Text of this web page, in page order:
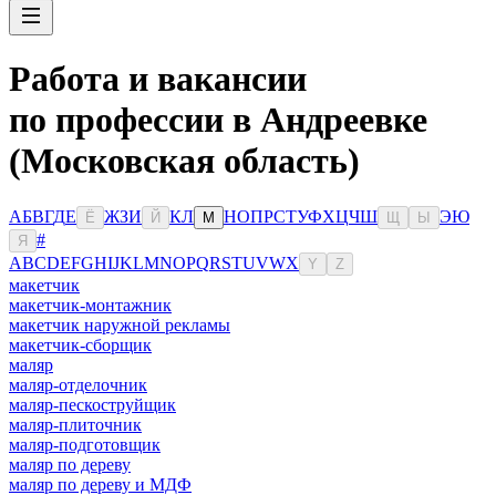
Работа и вакансии
по профессии в Андреевке
(Московская область)
АБВГДЕ Ё ЖЗИ Й КЛ М НОПРСТУФХЦЧШ Ы ЭЮ
Я
#
ABCDEFGHIJKLMNOPQRSTUVWX Y Z
макетчик
макетчик-монтажник
макетчик наружной рекламы
макетчик-сборщик
маляр
маляр-отделочник
маляр-пескоструйщик
маляр-плиточник
маляр-подготовщик
маляр по дереву
маляр по дереву и МДФ